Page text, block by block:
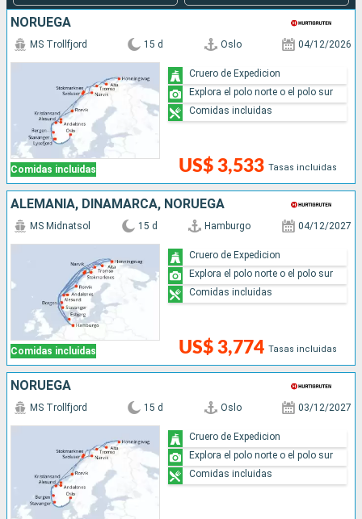
NORUEGA
Comidas incluidas
MS Trollfjord 15 d Oslo 04/12/2026
US$ 3,533 Tasas incluidas
Cruero de Expedicion
Explora el polo norte o el polo sur
Comidas incluidas
ALEMANIA, DINAMARCA, NORUEGA
Comidas incluidas
MS Midnatsol 15 d Hamburgo 04/12/2027
US$ 3,774 Tasas incluidas
Cruero de Expedicion
Explora el polo norte o el polo sur
Comidas incluidas
NORUEGA
MS Trollfjord 15 d Oslo 03/12/2027
Cruero de Expedicion
Explora el polo norte o el polo sur
Comidas incluidas